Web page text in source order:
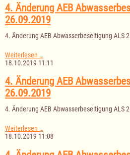
am
06.11.2019
4. Änderung AEB
26.09.2019
4. Änderung AEB Abwasserbeseitigung ALS
Weiterlesen …
Änderung
Abwasserbeseitigung
ALS
26.09.2019
18.10.2019 11:11
4. Änderung AEB
26.09.2019
4. Änderung AEB Abwasserbeseitigung ALS
Weiterlesen …4.
Änderung
Abwasserbeseitigung
18.10.2019 11:08